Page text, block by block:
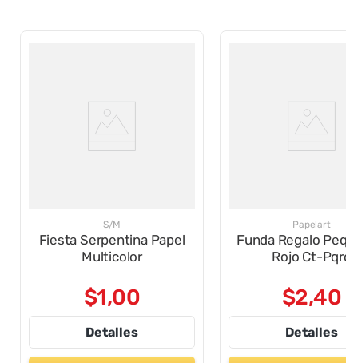
S/M
Fiesta Serpentina Papel
Multicolor
$1,00
Detalles
Papelart
Funda Regalo Peq
Rojo Ct-Pqro
$2,40
Detalles